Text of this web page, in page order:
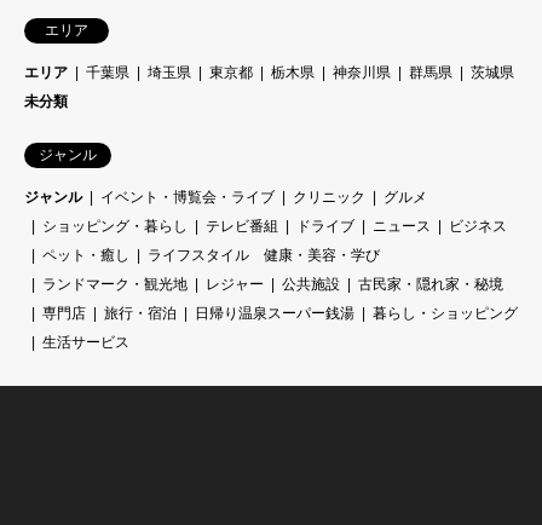
エリア
エリア 千葉県 埼玉県 東京都 栃木県 神奈川県 群馬県
茨城県
未分類
ジャンル
ジャンル イベント・博覧会・ライブ クリニック
グルメ
ショッピング・暮らし
テレビ番組 ドライブ ニュース
ビジネス
ペット・癒し
ライフスタイル 健康・美容・学び
ランドマーク・観光地
レジャー 公共施設
古民家・隠れ家・秘境
専門店
旅行・宿泊 日帰り温泉スーパー銭湯
暮らし・ショッピング
生活サービス